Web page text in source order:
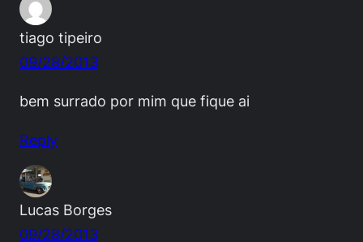
tiago tipeiro
09/28/2013
bem surrado por mim que fique ai
Reply
Lucas Borges
09/28/2013